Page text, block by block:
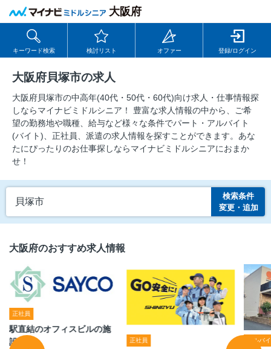
大阪府
キーワード検索 検討リスト オファー 登録/ログイン
大阪府貝塚市の求人
大阪府貝塚市の中⾼年(40代・50代・60代)向け求⼈・仕事情報探
しならマイナビミドルシニア！ 豊富な求人情報の中から、ご希
望の勤務地や職種、給与など様々な条件でパート・アルバイト
(バイト)、正社員、派遣の求人情報を探すことができます。あな
たにぴったりのお仕事探しならマイナビミドルシニアにおまか
せ！
貝塚市
検索条件
変更・追加
大阪府のおすすめ求人情報
正社員
駅直結のオフィスビルの施
設警備
正社員 アルバ